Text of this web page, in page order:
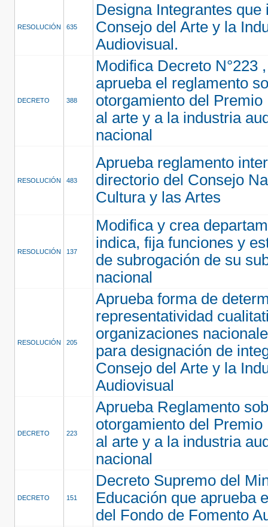
RESOLUCIÓN 635
Designa Integrantes que
Consejo del Arte y la
Audiovisual.
DECRETO 388
Modifica Decreto N°223
aprueba el reglamento
otorgamiento del Premio
al arte y a la industria
nacional
RESOLUCIÓN 483
Aprueba reglamento
directorio del Consejo
Cultura y las Artes
RESOLUCIÓN 137
Modifica y crea
indica, fija funciones y
de subrogación de su
nacional
RESOLUCIÓN 205
Aprueba forma de
representatividad
organizaciones
para designación de
Consejo del Arte y la
Audiovisual
DECRETO 223
Aprueba Reglamento
otorgamiento del Premio
al arte y a la industria
nacional
DECRETO 151
Decreto Supremo del
Educación que aprueba
del Fondo de Fomento